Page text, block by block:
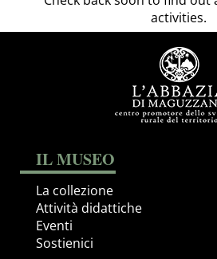
activities.
IL MUSEO
La collezione
Attività didattiche
Eventi
Sostienici